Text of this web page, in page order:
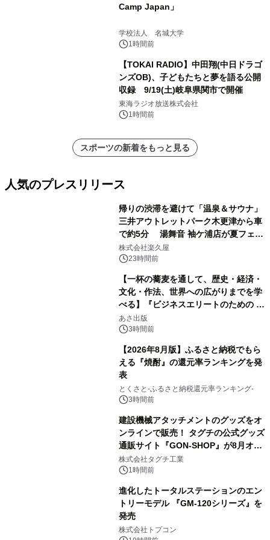
Camp Japan」
学校法人 名城大学
1時間前
【TOKAI RADIO】中田翔(中日ドラゴ
ンズOB)、子どもたちと夢を語る公開
収録 9/19(土)岐阜県関市で開催
東海ラジオ放送株式会社
1時間前
スポーツの新着をもっと見る
人気のプレスリリース
帰りの渋滞を避けて「温泉＆サウナ」
三井アウトレットパーク木更津から車
で約5分 湯舞音 袖ケ浦店が夏フェア
メニューを提供
株式会社楽久屋
23時間前
【一杯の蕎麦を通して、歴史・経済・
文化・作法、世界への広がりまでを学
べる】『ビジネスエリートのための 教
養としての蕎麦』2026年8月25日
（火）発売
あさ出版
3時間前
【2026年8月版】ふるさと納税でもら
える『焼酎』の還元率ランキングを発
表
とくさと-ふるさと納税還元率ランキング-
3時間前
建設機械アタッチメントのグッズをオ
ンラインで販売！ タグチの公式グッズ
通販サイト『GON-SHOP』が8月オー
プン
株式会社タグチ工業
1時間前
進化したトータルステーションのエン
トリーモデル 『GM-120シリーズ』を
発売
株式会社トプコン